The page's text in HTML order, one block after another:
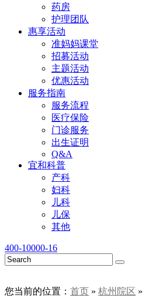
药房
护理团队
惠享活动
准妈妈课堂
招募活动
主题活动
优惠活动
服务指南
服务流程
医疗保险
门诊服务
出生证明
Q&A
宜和科普
产科
妇科
儿科
儿保
其他
400-10000-16
您当前的位置： 首页 » 杭州院区 »